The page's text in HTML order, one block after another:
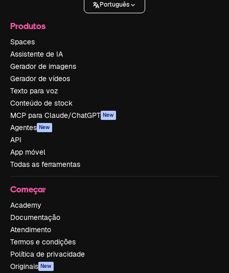
Português
Produtos
Spaces
Assistente de IA
Gerador de imagens
Gerador de vídeos
Texto para voz
Conteúdo de stock
MCP para Claude/ChatGPT New
Agentes New
API
App móvel
Todas as ferramentas
Começar
Academy
Documentação
Atendimento
Termos e condições
Política de privacidade
Originais New